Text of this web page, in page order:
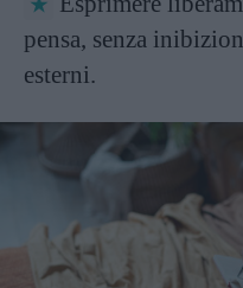
pensa, senza
esterni.